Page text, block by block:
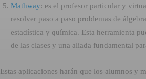
Mathway: es el profesor particular y
resolver paso a paso problemas de
estadística y química. Esta herramienta
de las clases y una aliada fundamental
Estas aplicaciones harán que los alumnos y